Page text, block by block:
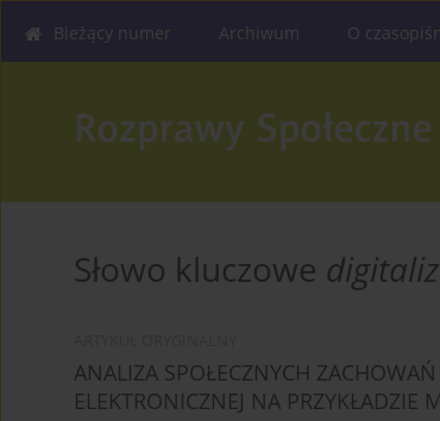
Bieżący numer Archiwum O
Słowo kluczowe
ANALIZA SPOŁECZNYCH
ELEKTRONICZNEJ NA PRZYKŁADZIE